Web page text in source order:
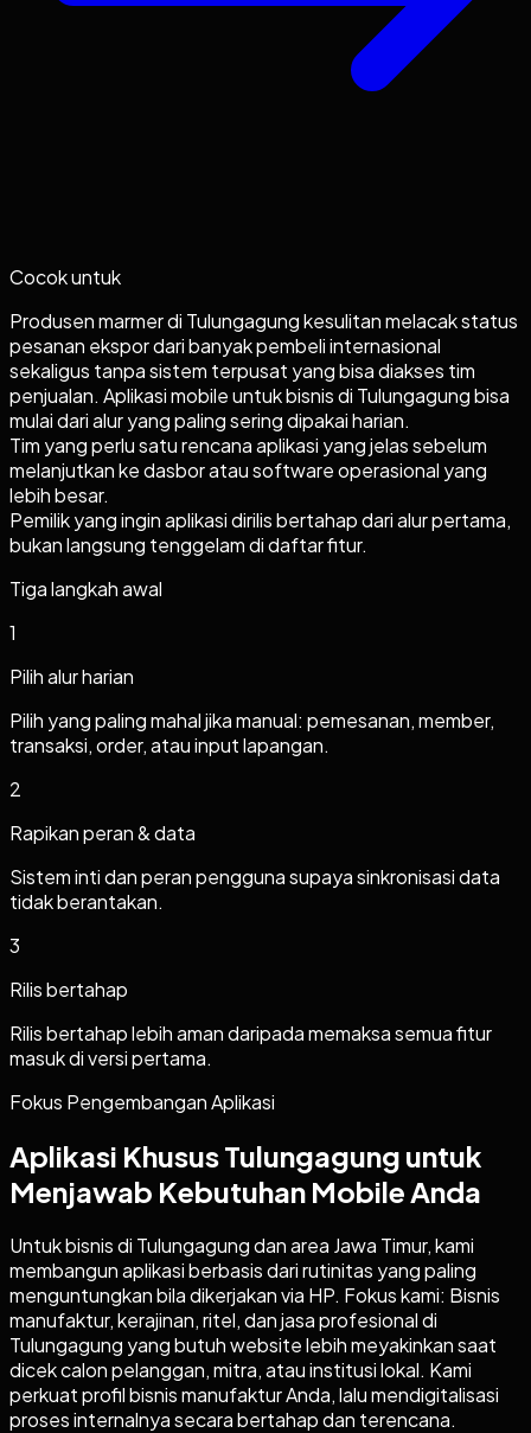
Cocok untuk
Produsen marmer di Tulungagung kesulitan melacak status
pesanan ekspor dari banyak pembeli internasional
sekaligus tanpa sistem terpusat yang bisa diakses tim
penjualan. Aplikasi mobile untuk bisnis di Tulungagung bisa
mulai dari alur yang paling sering dipakai harian.
Tim yang perlu satu rencana aplikasi yang jelas sebelum
melanjutkan ke dasbor atau software operasional yang
lebih besar.
Pemilik yang ingin aplikasi dirilis bertahap dari alur pertama,
bukan langsung tenggelam di daftar fitur.
Tiga langkah awal
1
Pilih alur harian
Pilih yang paling mahal jika manual: pemesanan, member,
transaksi, order, atau input lapangan.
2
Rapikan peran & data
Sistem inti dan peran pengguna supaya sinkronisasi data
tidak berantakan.
3
Rilis bertahap
Rilis bertahap lebih aman daripada memaksa semua fitur
masuk di versi pertama.
Fokus Pengembangan Aplikasi
Aplikasi Khusus Tulungagung untuk
Menjawab Kebutuhan Mobile Anda
Untuk bisnis di Tulungagung dan area Jawa Timur, kami
membangun aplikasi berbasis dari rutinitas yang paling
menguntungkan bila dikerjakan via HP. Fokus kami: Bisnis
manufaktur, kerajinan, ritel, dan jasa profesional di
Tulungagung yang butuh website lebih meyakinkan saat
dicek calon pelanggan, mitra, atau institusi lokal. Kami
perkuat profil bisnis manufaktur Anda, lalu mendigitalisasi
proses internalnya secara bertahap dan terencana.